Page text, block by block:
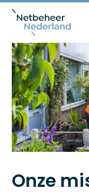
Onze